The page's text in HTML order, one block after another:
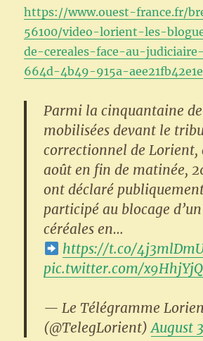
https://www.ouest-france.fr/
56100/video-lorient-les-
de-cereales-face-au-
664d-4b49-915a-aee21fb42e1e
Parmi la cinquantaine
mobilisées devant le
correctionnel de Lorient,
août en fin de matinée,
ont déclaré
participé au blocage
céréales en…
https://t.co/
pic.twitter.com/
— Le Télégramme
(@TelegLorient)August